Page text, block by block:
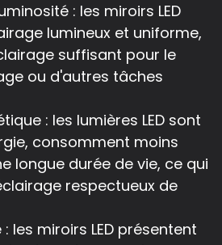
: les miroirs LED
lumineux et uniforme,
suffisant pour le
ou d'autres tâches
: les lumières LED sont
consomment moins
longue durée de vie, ce qui
respectueux de
les miroirs LED présentent